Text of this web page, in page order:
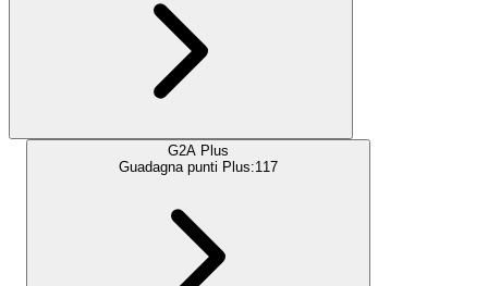
G2A Plus
Guadagna punti Plus:117